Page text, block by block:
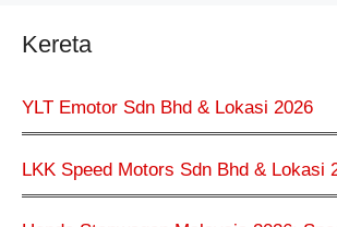
Kereta
YLT Emotor Sdn Bhd & Lokasi 2026
LKK Speed Motors Sdn Bhd & Lokasi